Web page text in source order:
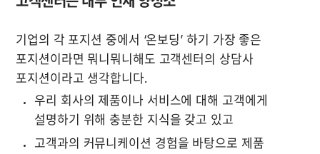
기업의 각 포지션 중에서 ‘온보딩’ 하기 가장 좋은
포지션이라면 뭐니뭐니해도 고객센터의 상담사
포지션이라고 생각합니다.
우리 회사의 제품이나 서비스에 대해 고객에게
설명하기 위해 충분한 지식을 갖고 있고
고객과의 커뮤니케이션 경험을 바탕으로 제품